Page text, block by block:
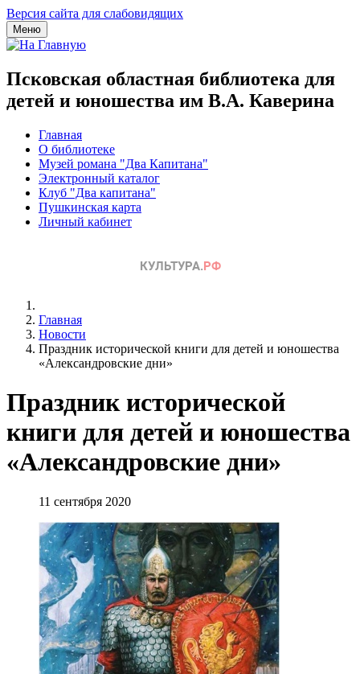
Версия сайта для слабовидящих
Меню
Псковская областная библиотека для
детей и юношества им В.А. Каверина
Главная
О библиотеке
Музей романа "Два Капитана"
Электронный каталог
Клуб "Два капитана"
Пушкинская карта
Личный кабинет
Главная
Новости
Праздник исторической книги для детей и юношества
«Александровские дни»
Праздник исторической
книги для детей и юношества
«Александровские дни»
11 сентября 2020